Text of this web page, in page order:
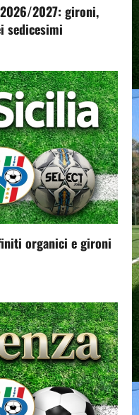
2027: gironi,
sedicesimi
organici e gironi